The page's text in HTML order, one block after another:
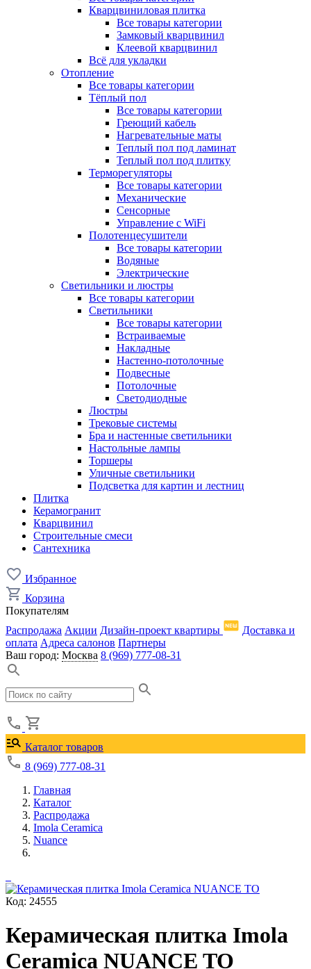
Кварцвиниловая плитка
Все товары категории
Замковый кварцвинил
Клеевой кварцвинил
Всё для укладки
Отопление
Все товары категории
Тёплый пол
Все товары категории
Греющий кабель
Нагревательные маты
Теплый пол под ламинат
Теплый пол под плитку
Терморегуляторы
Все товары категории
Механические
Сенсорные
Управление с WiFi
Полотенцесушители
Все товары категории
Водяные
Электрические
Светильники и люстры
Все товары категории
Светильники
Все товары категории
Встраиваемые
Накладные
Настенно-потолочные
Подвесные
Потолочные
Светодиодные
Люстры
Трековые системы
Бра и настенные светильники
Настольные лампы
Торшеры
Уличные светильники
Подсветка для картин и лестниц
Плитка
Керамогранит
Кварцвинил
Строительные смеси
Сантехника
Избранное
Корзина
Покупателям
Распродажа Акции Дизайн-проект квартиры
Доставка и
оплата Адреса салонов Партнеры
Ваш город: Москва 8 (969) 777-08-31
Каталог товаров
8 (969) 777-08-31
Главная
Каталог
Распродажа
Imola Ceramica
Nuance
Код: 24555
Керамическая плитка Imola
Ceramica NUANCE TO